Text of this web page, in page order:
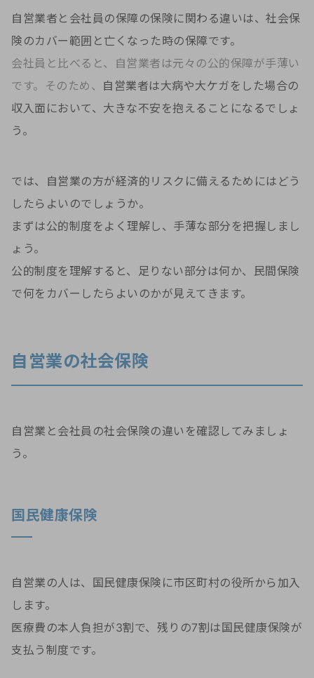
自営業者と会社員の保障の保険に関わる違いは、社会保
険のカバー範囲と亡くなった時の保障です。
会社員と比べると、自営業者は元々の公的保障が手薄い
です。そのため、 自営業者は大病や大ケガをした場合の
収入面において、大きな不安を抱えることになるでしょ
う。
では、自営業の方が経済的リスクに備えるためにはどう
したらよいのでしょうか。
まずは公的制度をよく理解し、手薄な部分を把握しまし
ょう。
公的制度を理解すると、足りない部分は何か、民間保険
で何をカバーしたらよいのかが見えてきます。
自営業の社会保険
自営業と会社員の社会保険の違いを確認してみましょ
う。
国民健康保険
自営業の人は、国民健康保険に市区町村の役所から加入
します。
医療費の本人負担が3割で、残りの7割は国民健康保険が
支払う制度です。